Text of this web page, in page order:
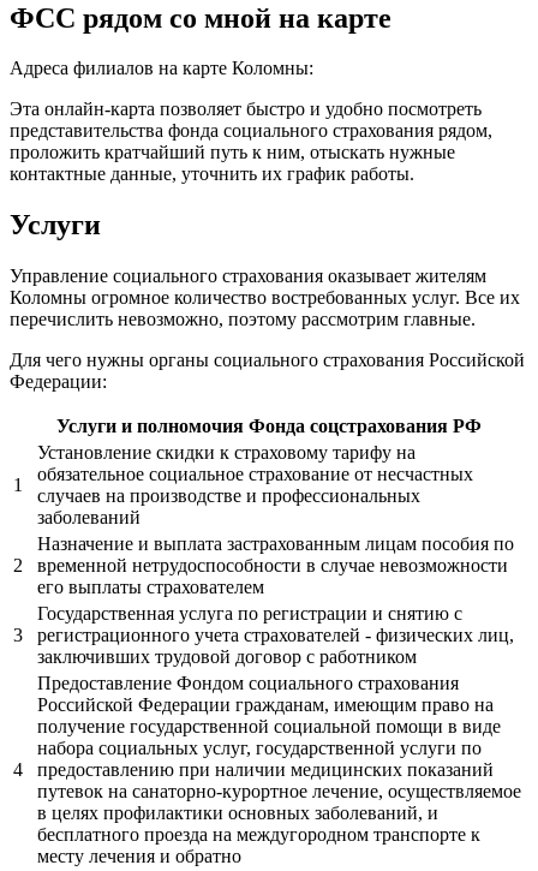
ФСС рядом со мной на карте
Адреса филиалов на карте Коломны:
Эта онлайн-карта позволяет быстро и удобно посмотреть
представительства фонда социального страхования рядом,
проложить кратчайший путь к ним, отыскать нужные
контактные данные, уточнить их график работы.
Услуги
Управление социального страхования оказывает жителям
Коломны огромное количество востребованных услуг. Все их
перечислить невозможно, поэтому рассмотрим главные.
Для чего нужны органы социального страхования Российской
Федерации:
Услуги и полномочия Фонда соцстрахования РФ
1
Установление скидки к страховому тарифу на
обязательное социальное страхование от несчастных
случаев на производстве и профессиональных
заболеваний
2
Назначение и выплата застрахованным лицам пособия по
временной нетрудоспособности в случае невозможности
его выплаты страхователем
3
Государственная услуга по регистрации и снятию с
регистрационного учета страхователей - физических лиц,
заключивших трудовой договор с работником
4
Предоставление Фондом социального страхования
Российской Федерации гражданам, имеющим право на
получение государственной социальной помощи в виде
набора социальных услуг, государственной услуги по
предоставлению при наличии медицинских показаний
путевок на санаторно-курортное лечение, осуществляемое
в целях профилактики основных заболеваний, и
бесплатного проезда на междугородном транспорте к
месту лечения и обратно